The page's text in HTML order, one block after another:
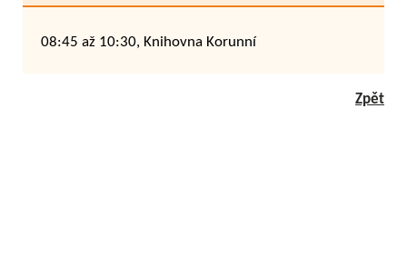
08:45 až 10:30, Knihovna Korunní
Zpět